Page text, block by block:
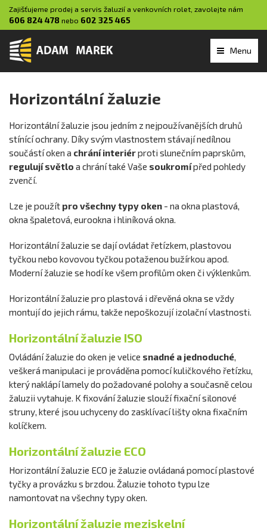
Zajišťujeme prodej a servis žaluzií a venkovních rolet, zavolejte nám
606 824 478 nebo 602 325 465
Menu
Horizontální žaluzie
Horizontální žaluzie jsou jedním z nejpoužívanějších druhů
stínící ochrany. Díky svým vlastnostem stávají nedílnou
součástí oken a chrání interiérproti slunečním paprskům,
regulují světlo a chrání také Vaše soukromípřed pohledy
zvenčí.
Lze je použít pro všechny typy oken - na okna plastová,
okna špaletová, eurookna i hliníková okna.
Horizontální žaluzie se dají ovládat řetízkem, plastovou
tyčkou nebo kovovou tyčkou potaženou bužírkou apod.
Moderní žaluzie se hodí ke všem profilům oken či výklenkům.
Horizontální žaluzie pro plastová i dřevěná okna se vždy
montují do jejich rámu, takže nepoškozují izolační vlastnosti.
Horizontální žaluzie ISO
Ovládání žaluzie do oken je velice snadné a jednoduché,
veškerá manipulaci je prováděna pomocí kuličkového řetízku,
který naklápí lamely do požadované polohy a současně celou
žaluzii vytahuje. K fixování žaluzie slouží fixační silonové
struny, které jsou uchyceny do zasklívací lišty okna fixačním
kolíčkem.
Horizontální žaluzie ECO
Horizontální žaluzie ECO je žaluzie ovládaná pomocí plastové
tyčky a provázku s brzdou. Žaluzie tohoto typu lze
namontovat na všechny typy oken.
Horizontální žaluzie meziskelní